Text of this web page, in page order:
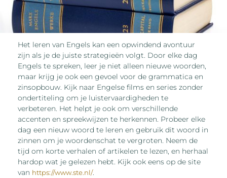
Het leren van Engels kan een opwindend avontuur
zijn als je de juiste strategieën volgt. Door elke dag
Engels te spreken, leer je niet alleen nieuwe woorden,
maar krijg je ook een gevoel voor de grammatica en
zinsopbouw. Kijk naar Engelse films en series zonder
ondertiteling om je luistervaardigheden te
verbeteren. Het helpt je ook om verschillende
accenten en spreekwijzen te herkennen. Probeer elke
dag een nieuw woord te leren en gebruik dit woord in
zinnen om je woordenschat te vergroten. Neem de
tijd om korte verhalen of artikelen te lezen, en herhaal
hardop wat je gelezen hebt. Kijk ook eens op de site
van https://www.ste.nl/.